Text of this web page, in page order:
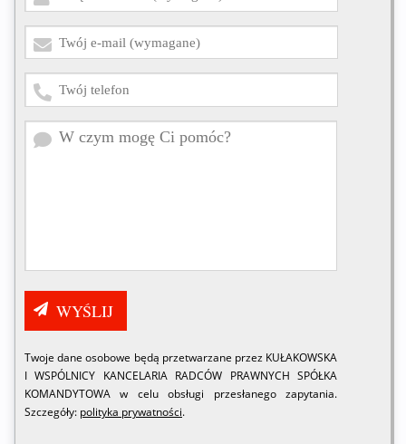
Twoje dane osobowe będą przetwarzane przez KUŁAKOWSKA
I WSPÓLNICY KANCELARIA RADCÓW PRAWNYCH SPÓŁKA
KOMANDYTOWA w celu obsługi przesłanego zapytania.
Szczegóły: polityka prywatności.